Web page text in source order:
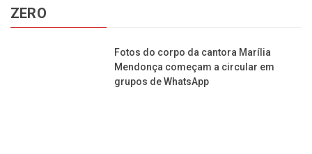
ZERO
Fotos do corpo da cantora Marília
Mendonça começam a circular em
grupos de WhatsApp